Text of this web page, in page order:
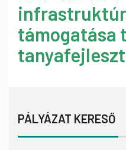
támogatása
PÁLYÁZAT KERESŐ